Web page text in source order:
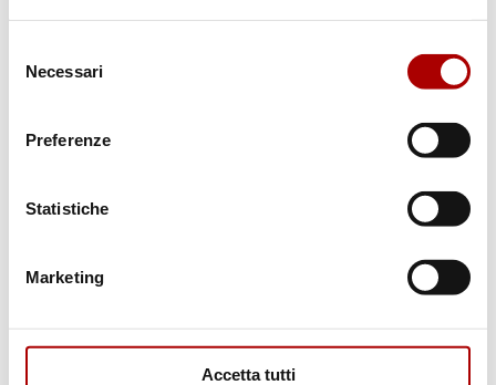
delNecessari
Preferenze
Statistiche
Marketing
Accetta tutti
SORRISINI